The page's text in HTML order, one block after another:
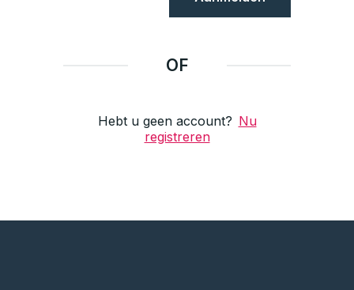
OF
Hebt u geen account? Nu
registreren